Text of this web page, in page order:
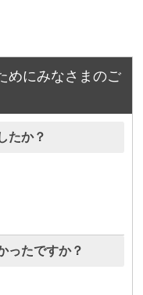
めにみなさまのご
たか？
ったですか？